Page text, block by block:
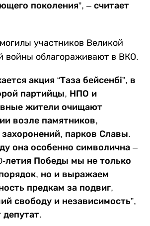
поколения”, – считает
участников Великой
войны облагораживают в ВКО.
акция “Таза бейсенбі”, в
партийцы, НПО и
жители очищают
возле памятников,
захоронений, парков Славы.
она особенно символична –
летия Победы мы не только
но и выражаем
предкам за подвиг,
свободу и независимость”,
депутат.